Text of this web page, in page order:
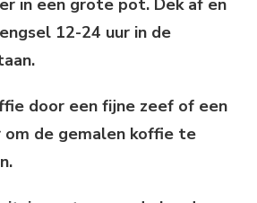
in een grote pot. Dek af en
12-24 uur in de
door een fijne zeef of een
de gemalen koffie te